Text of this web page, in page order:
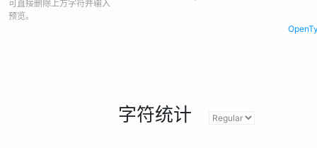
可直接删除上方字符并输入
预览。
字符统计